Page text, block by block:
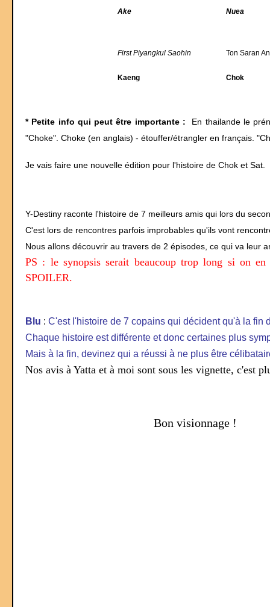
Ake Nuea
First Piyangkul Saohin Ton Saran
Kaeng Chok
* Petite info qui peut être importante : En thailande le
"Choke". Choke (en anglais) - étouffer/étrangler en français.
Je vais faire une nouvelle édition pour l'histoire de Chok et Sat.
Y-Destiny raconte l'histoire de 7 meilleurs amis qui lors du
C'est lors de rencontres parfois improbables qu'ils vont
Nous allons découvrir au travers de 2 épisodes, ce qui va leur
PS : le synopsis serait beaucoup trop long si on
SPOILER.
Blu : C'est l'histoire de 7 copains qui décident qu'à la fin
Chaque histoire est différente et donc certaines plus
Mais à la fin, devinez qui a réussi à ne plus être
Nos avis à Yatta et à moi sont sous les vignette, c'est
Bon visionnage !